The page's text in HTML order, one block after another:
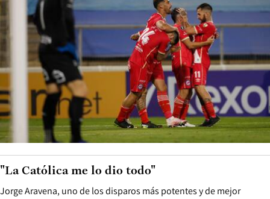
Jorge Aravena, uno de los disparos más potentes y de mejor
"La Católica me lo dio todo"